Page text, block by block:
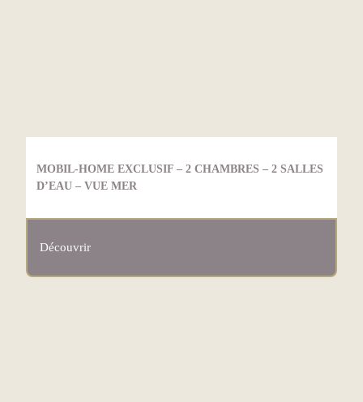
MOBIL-HOME EXCLUSIF – 2 CHAMBRES – 2 SALLES
D’EAU – VUE MER
Découvrir